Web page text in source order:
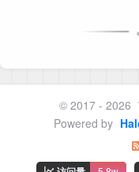
© 2017 - 2026
Powered by